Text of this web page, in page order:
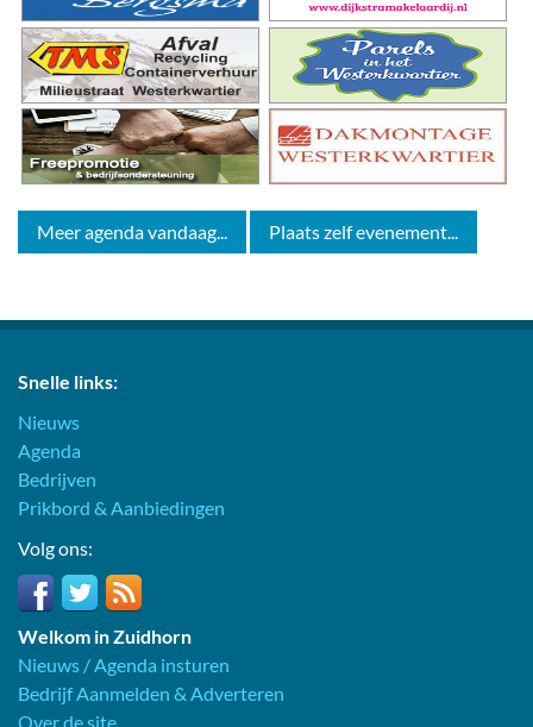
Meer agenda vandaag... Plaats zelf evenement...
Snelle links:
Nieuws
Agenda
Bedrijven
Prikbord & Aanbiedingen
Volg ons:
Welkom in Zuidhorn
Nieuws / Agenda insturen
Bedrijf Aanmelden & Adverteren
Over de site